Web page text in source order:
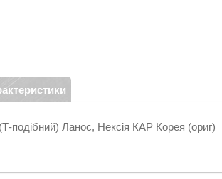
подібний) Ланос, Нексія КАР Корея (ориг)